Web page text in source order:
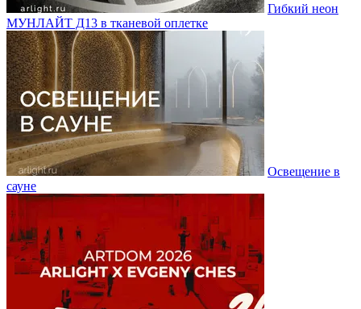
Гибкий неон
МУНЛАЙТ Д13 в тканевой оплетке
Освещение в
сауне